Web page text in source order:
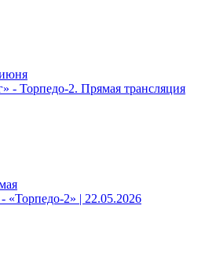
- Торпедо-2. Прямая трансляция
2» | 22.05.2026